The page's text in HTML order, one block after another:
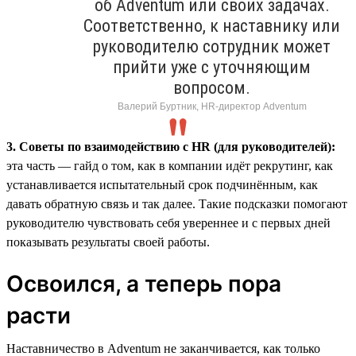
об Adventum или своих задачах.
Соответственно, к наставнику или
руководителю сотрудник может
прийти уже с уточняющим
вопросом.
Валерий Буртник, HR-директор Adventum
3. Советы по взаимодействию с HR (для руководителей):
эта часть — гайд о том, как в компании идёт рекрутинг, как
устанавливается испытательный срок подчинённым, как
давать обратную связь и так далее. Такие подсказки помогают
руководителю чувствовать себя увереннее и с первых дней
показывать результаты своей работы.
Освоился, а теперь пора
расти
Наставничество в Adventum не заканчивается, как только